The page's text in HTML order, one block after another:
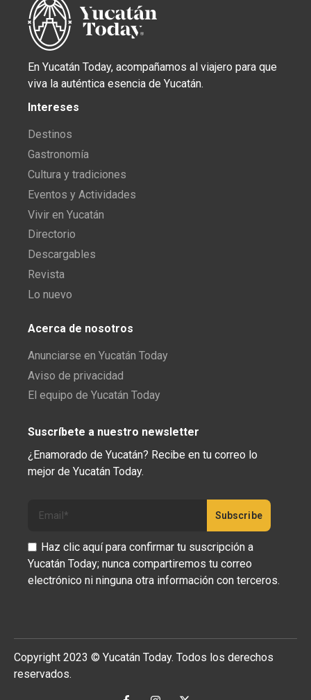
En Yucatán Today, acompañamos al viajero para que
viva la auténtica esencia de Yucatán.
Intereses
Destinos
Gastronomía
Cultura y tradiciones
Eventos y Actividades
Vivir en Yucatán
Directorio
Descargables
Revista
Lo nuevo
Acerca de nosotros
Anunciarse en Yucatán Today
Aviso de privacidad
El equipo de Yucatán Today
Suscríbete a nuestro newsletter
¿Enamorado de Yucatán? Recibe en tu correo lo
mejor de Yucatán Today.
Haz clic aquí para confirmar tu suscripción a
Yucatán Today; nunca compartiremos tu correo
electrónico ni ninguna otra información con terceros.
Copyright 2023 © Yucatán Today. Todos los derechos
reservados.